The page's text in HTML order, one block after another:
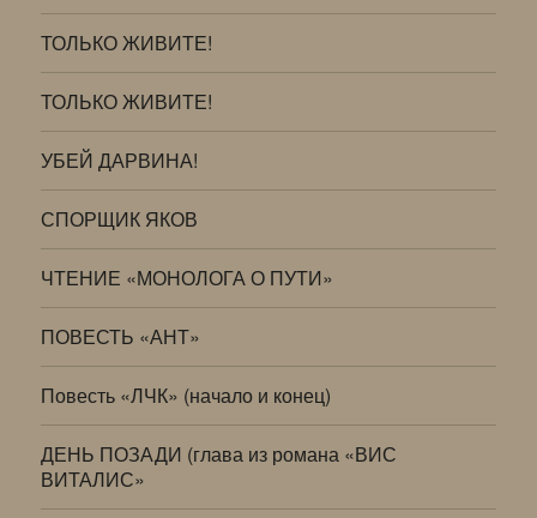
ТОЛЬКО ЖИВИТЕ!
ТОЛЬКО ЖИВИТЕ!
УБЕЙ ДАРВИНА!
СПОРЩИК ЯКОВ
ЧТЕНИЕ «МОНОЛОГА О ПУТИ»
ПОВЕСТЬ «АНТ»
Повесть «ЛЧК» (начало и конец)
ДЕНЬ ПОЗАДИ (глава из романа «ВИС
ВИТАЛИС»